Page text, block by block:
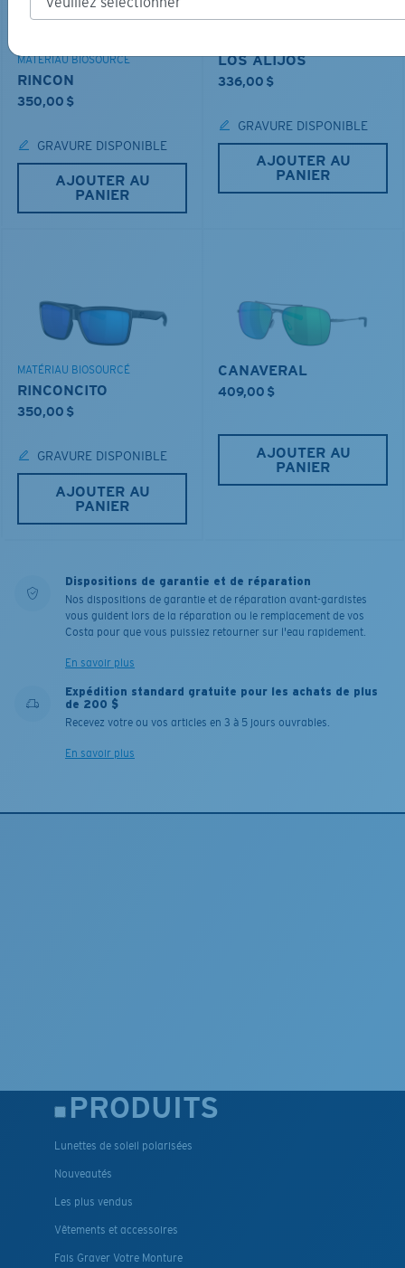
MATÉRIAU BIOSOURCÉ
RINCON
350,00 $
GRAVURE DISPONIBLE
AJOUTER AU
PANIER
LOS ALIJOS
336,00 $
GRAVURE DISPONIBLE
AJOUTER AU
PANIER
MATÉRIAU BIOSOURCÉ
RINCONCITO
350,00 $
GRAVURE DISPONIBLE
AJOUTER AU
PANIER
CANAVERAL
409,00 $
AJOUTER AU
PANIER
Dispositions de garantie et de réparation
Nos dispositions de garantie et de réparation avant-gardistes
vous guident lors de la réparation ou le remplacement de vos
Costa pour que vous puissiez retourner sur l'eau rapidement.
En savoir plus
Expédition standard gratuite pour les achats de plus
de 200 $
Recevez votre ou vos articles en 3 à 5 jours ouvrables.
En savoir plus
PRODUITS
Lunettes de soleil polarisées
Nouveautés
Les plus vendus
Vêtements et accessoires
Fais Graver Votre Monture